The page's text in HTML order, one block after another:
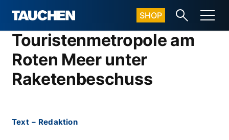
SHOP
Touristenmetropole am
Roten Meer unter
Raketenbeschuss
Text – Redaktion